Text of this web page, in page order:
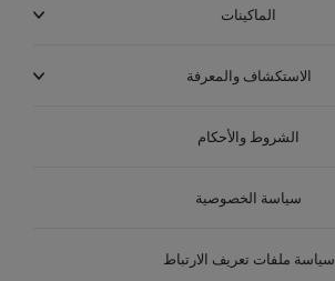
الماكينات
الاستكشاف والمعرفة
الشروط والأحكام
سياسة الخصوصية
سياسة ملفات تعريف الارتباط